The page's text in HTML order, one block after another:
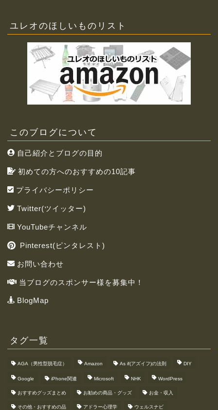
ユレオのほしいものリスト
このブログについて
自己紹介とブログの目的
初めての方へのおすすめの10記事
プライバシーポリシー
Twitter(ツイッター)
YouTubeチャンネル
Pinterest(ピンタレスト)
お問い合わせ
当ブログのスポンサー様を募集中！
BlogMap
タグ一覧
AGA（男性型脱毛症） Amazon As if(アズイフ)の法則 DIY
Google iPhone関連 Microsoft NHK WordPress
おすすめグッズまとめ お勧めの商品・グッズ お金・収入
その他・おすすめの品 アドラー心理学 ウェルスナビ